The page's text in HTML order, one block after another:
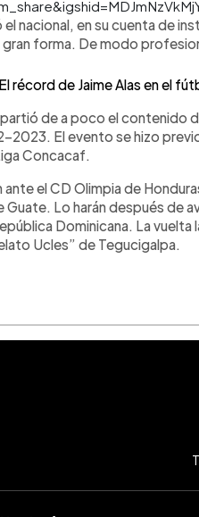
nacional, en su cuenta de
forma. De modo
récord de Jaime Alas en el
de a poco el contenido
2023. El evento se hizo
Concacaf.
ante el CD Olimpia de
Lo harán después de
Dominicana. La vuelta
Ucles” de Tegucigalpa.